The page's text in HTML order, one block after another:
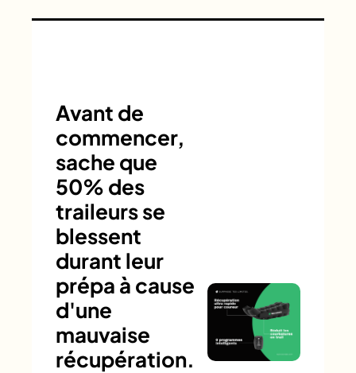
Avant de
commencer,
sache que
50% des
traileurs se
blessent
durant leur
prépa à cause
d'une
mauvaise
récupération.